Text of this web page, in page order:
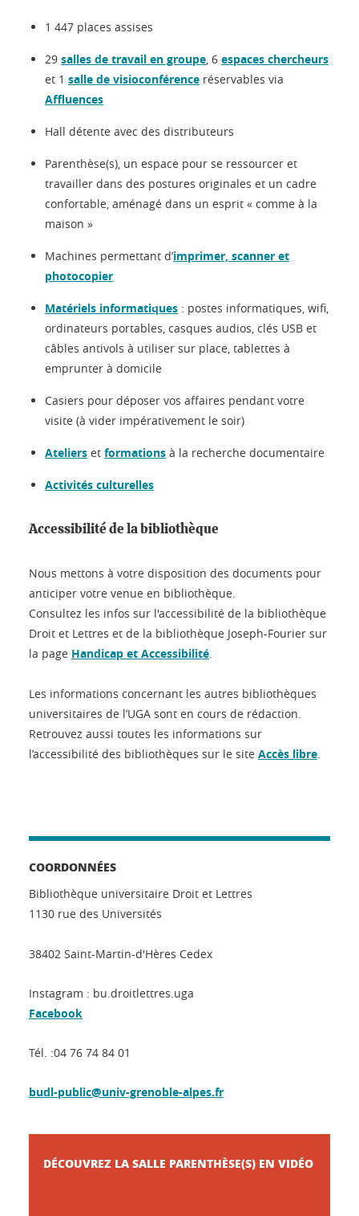
1 447 places assises
29 salles de travail en groupe , 6 espaces chercheurs
et 1 salle de visioconférence réservables via
Affluences
Hall détente avec des distributeurs
Parenthèse(s), un espace pour se ressourcer et
travailler dans des postures originales et un cadre
confortable, aménagé dans un esprit « comme à la
maison »
Machines permettant d’imprimer, scanner et
photocopier
Matériels informatiques : postes informatiques, wifi,
ordinateurs portables, casques audios, clés USB et
câbles antivols à utiliser sur place, tablettes à
emprunter à domicile
Casiers pour déposer vos affaires pendant votre
visite (à vider impérativement le soir)
Ateliers et formations à la recherche documentaire
Activités culturelles
Accessibilité de la bibliothèque
Nous mettons à votre disposition des documents pour
anticiper votre venue en bibliothèque.
Consultez les infos sur l'accessibilité de la bibliothèque
Droit et Lettres et de la bibliothèque Joseph-Fourier sur
la page Handicap et Accessibilité
Les informations concernant les autres bibliothèques
universitaires de l’UGA sont en cours de rédaction.
Retrouvez aussi toutes les informations sur
l’accessibilité des bibliothèques sur le site Accès libre
COORDONNÉES
Bibliothèque universitaire Droit et Lettres
1130 rue des Universités
38402 Saint-Martin-d'Hères Cedex
Instagram : bu.droitlettres.uga
Facebook
Tél. :04 76 74 84 01
budl-public@univ-grenoble-alpes.fr
DÉCOUVREZ LA SALLE PARENTHÈSE(S) EN VIDÉO